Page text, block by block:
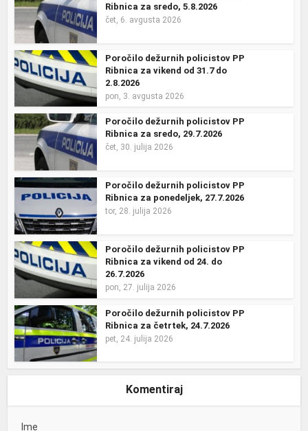
Ribnica za sredo, 5.8.2026
čet, 6. avgusta 2026
Poročilo dežurnih policistov PP
Ribnica za vikend od 31.7 do
2.8.2026
pon, 3. avgusta 2026
Poročilo dežurnih policistov PP
Ribnica za sredo, 29.7.2026
čet, 30. julija 2026
Poročilo dežurnih policistov PP
Ribnica za ponedeljek, 27.7.2026
tor, 28. julija 2026
Poročilo dežurnih policistov PP
Ribnica za vikend od 24. do
26.7.2026
pon, 27. julija 2026
Poročilo dežurnih policistov PP
Ribnica za četrtek, 24.7.2026
pet, 24. julija 2026
Komentiraj
Ime